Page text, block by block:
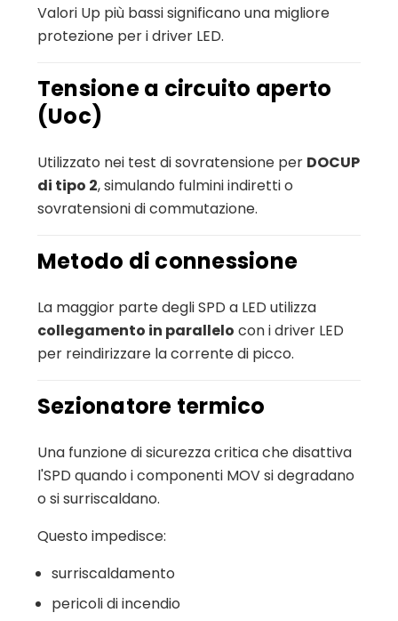
Valori Up più bassi significano una migliore
protezione per i driver LED.
Tensione a circuito aperto
(Uoc)
Utilizzato nei test di sovratensione per DOCUP
di tipo 2, simulando fulmini indiretti o
sovratensioni di commutazione.
Metodo di connessione
La maggior parte degli SPD a LED utilizza
collegamento in parallelo con i driver LED
per reindirizzare la corrente di picco.
Sezionatore termico
Una funzione di sicurezza critica che disattiva
l'SPD quando i componenti MOV si degradano
o si surriscaldano.
Questo impedisce:
surriscaldamento
pericoli di incendio